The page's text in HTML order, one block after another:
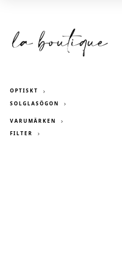
OPTISKT
SOLGLASÖGON
VARUMÄRKEN
FILTER